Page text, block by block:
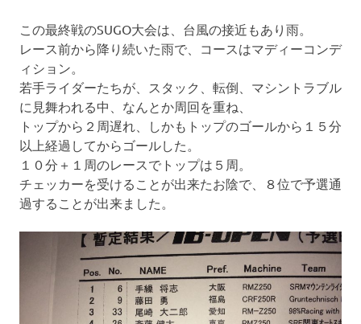
この最終戦のSUGO大会は、台風の接近もあり雨。
レース前から降り続いた雨で、コースはマディーコンデ
ィション。
若手ライダーたちが、スタック、転倒、マシントラブル
に見舞われる中、なんとか周回を重ね、
トップから２周遅れ、しかもトップのゴールから１５分
以上経過してからゴールした。
１０分＋１周のレースでトップは５周。
チェッカーを受けることが出来たお陰で、８位で予選通
過することが出来ました。